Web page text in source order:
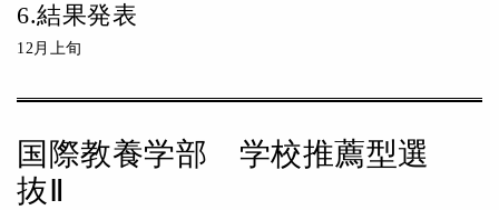
6.結果発表
12月上旬
国際教養学部 学校推薦型選
抜Ⅱ